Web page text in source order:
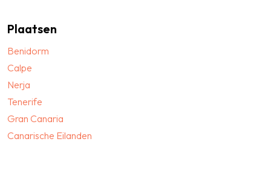
Plaatsen
Benidorm
Calpe
Nerja
Tenerife
Gran Canaria
Canarische Eilanden